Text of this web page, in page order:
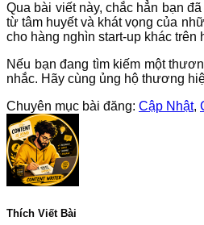
Qua bài viết này, chắc hẳn bạn
từ tâm huyết và khát vọng của
cho hàng nghìn start-up khác
Nếu bạn đang tìm kiếm một
nhắc. Hãy cùng ủng hộ thương
Chuyên mục bài đăng: Cập Nhật,
Thích Viết Bài